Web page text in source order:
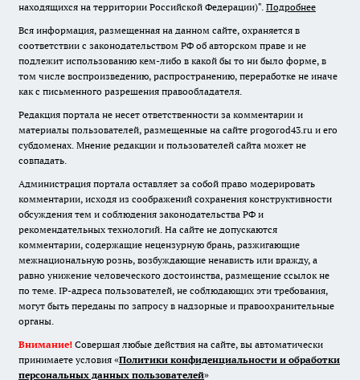
находящихся на территории Российской Федерации)". Подробнее
Вся информация, размещенная на данном сайте, охраняется в
соответствии с законодательством РФ об авторском праве и не
подлежит использованию кем-либо в какой бы то ни было форме, в
том числе воспроизведению, распространению, переработке не иначе
как с письменного разрешения правообладателя.
Редакция портала не несет ответственности за комментарии и
материалы пользователей, размещенные на сайте progorod43.ru и его
субдоменах. Мнение редакции и пользователей сайта может не
совпадать.
Администрация портала оставляет за собой право модерировать
комментарии, исходя из соображений сохранения конструктивности
обсуждения тем и соблюдения законодательства РФ и
рекомендательных технологий. На сайте не допускаются
комментарии, содержащие нецензурную брань, разжигающие
межнациональную рознь, возбуждающие ненависть или вражду, а
равно унижение человеческого достоинства, размещение ссылок не
по теме. IP-адреса пользователей, не соблюдающих эти требования,
могут быть переданы по запросу в надзорные и правоохранительные
органы.
Внимание! Совершая любые действия на сайте, вы автоматически
принимаете условия «Политики конфиденциальности и обработки
персональных данных пользователей»